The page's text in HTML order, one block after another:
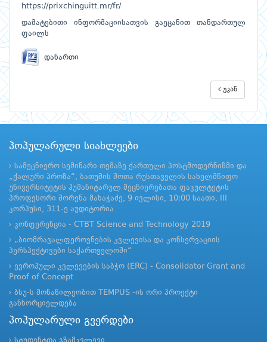
https://prixchinguitt.mr/fr/
დამატებითი ინფორმაციისათვის გაეცანით თანდართულ
ფაილს
დანართი
უკან
პოპულარული სიახლეები
სამეცნიერო სემინარი თემაზე ქართული პოსტმოდერნიზმი და
„ქალური პროზა“, ბათუმის შოთა რუსთაველის სახელმწიფო
უნივერსიტეტის ჰუმანიტარულ მეცნიერებათა ფაკულტეტის
პროფესორი შორენა მახაჭაძე, 9 ივლისი, 10:00 საათი, III
კორპუსი, 311-ე აუდიტორია
კონფერენცია - CTBT Science and Technology 2019
„ბიომრავალფეროვნების კვლევისა და კონსერვაციის
პერსპექტივები საქართველოში“
ევროპული კვლევების საბჭო (ERC) - Consolidator Grant and
Proof of Concept
ბსუ-ს მონაწილეობით TEMPUS -ის ორი პროექტი
განხორციელდება
პოპულარული გვერდები